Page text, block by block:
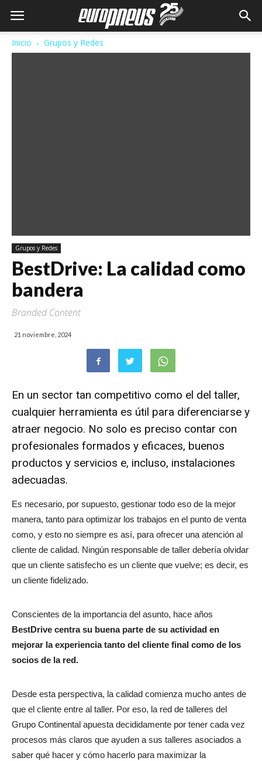
Inicio Grupos y Redes
Grupos y Redes
BestDrive: La calidad como
bandera
Branded Content
21 noviembre, 2024
En un sector tan competitivo como el del taller,
cualquier herramienta es útil para diferenciarse y
atraer negocio. No solo es preciso contar con
profesionales formados y eficaces, buenos
productos y servicios e, incluso, instalaciones
adecuadas.
Es necesario, por supuesto, gestionar todo eso de la mejor
manera, tanto para optimizar los trabajos en el punto de venta
como, y esto no siempre es así, para ofrecer una atención al
cliente de calidad. Ningún responsable de taller debería olvidar
que un cliente satisfecho es un cliente que vuelve; es decir, es
un cliente fidelizado.
Conscientes de la importancia del asunto, hace años
BestDrive centra su buena parte de su actividad en
mejorar la experiencia tanto del cliente final como de los
socios de la red.
Desde esta perspectiva, la calidad comienza mucho antes de
que el cliente entre al taller. Por eso, la red de talleres del
Grupo Continental apuesta decididamente por tener cada vez
procesos más claros que ayuden a sus talleres asociados a
saber qué hacer y cómo hacerlo para maximizar la